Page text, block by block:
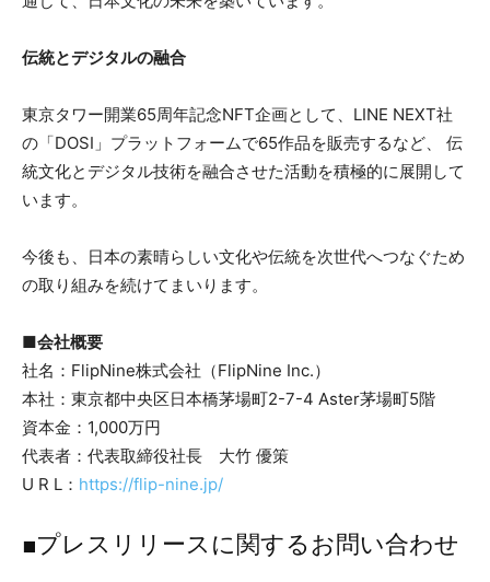
伝統とデジタルの融合
東京タワー開業65周年記念NFT企画として、LINE NEXT社
の「DOSI」プラットフォームで65作品を販売するなど、 伝
統文化とデジタル技術を融合させた活動を積極的に展開して
います。
今後も、日本の素晴らしい文化や伝統を次世代へつなぐため
の取り組みを続けてまいります。
■会社概要
社名：FlipNine株式会社（FlipNine Inc.）
本社：東京都中央区日本橋茅場町2-7-4 Aster茅場町5階
資本金：1,000万円
代表者：代表取締役社長 大竹 優策
U R L： https://flip-nine.jp/
■プレスリリースに関するお問い合わせ